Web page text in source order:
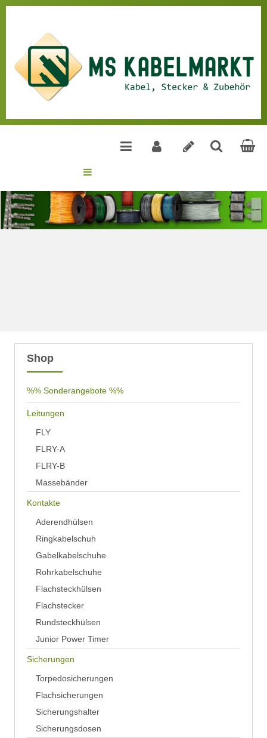
Shop
%% Sonderangebote %%
Leitungen
FLY
FLRY-A
FLRY-B
Massebänder
Kontakte
Aderendhülsen
Ringkabelschuh
Gabelkabelschuhe
Rohrkabelschuhe
Flachsteckhülsen
Flachstecker
Rundsteckhülsen
Junior Power Timer
Sicherungen
Torpedosicherungen
Flachsicherungen
Sicherungshalter
Sicherungsdosen